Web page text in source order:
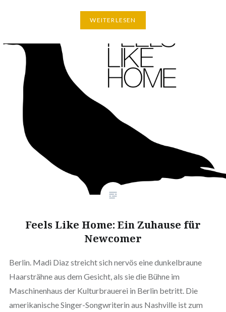
WEITERLESEN
Feels Like Home: Ein Zuhause für
Newcomer
Berlin. Madi Diaz streicht sich nervös eine dunkelbraune
Haarsträhne aus dem Gesicht, als sie die Bühne im
Maschinenhaus der Kulturbrauerei in Berlin betritt. Die
amerikanische Singer-Songwriterin aus Nashville ist zum